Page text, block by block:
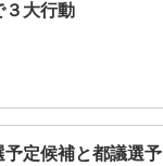
３大行動
予定候補と都議選予